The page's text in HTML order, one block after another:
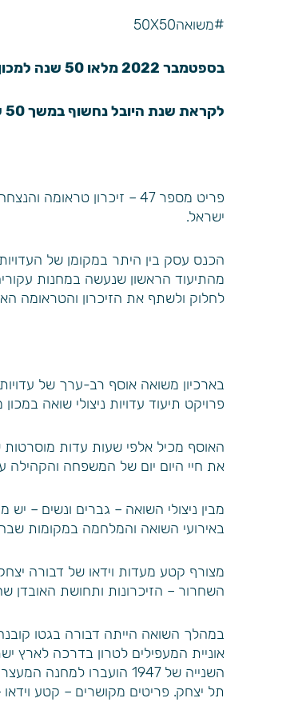
#משואה50X50
בספטמבר 2022 מלאו 50 שנה למכון משואה.
לקראת שנת היובל נחשוף במשך 50 שבועות, פריט נבחר מתוך אוספי ארכיון משואה.
ישראל.
הכנס עסק בין היתר במקומן של
מהתיעוד הראשון שנעשה במחנות
לחלוק ולשתף את הזיכרון והטראומה
בארכיון משואה אוסף רב-ערך של עדויות
פרויקט תיעוד עדויות ניצולי שואה
האוסף מכיל אלפי שעות עדות
את חיי היום יום של המשפחה והקהילה
מבין ניצולי השואה – גברים ונשים –
באירועי השואה והמלחמה במקומות
השחרור – הזיכרונות ותחושת האובדן
אוניית המעפילים לטרון בדרכה לארץ
השנייה של 1947
תל יצחק. פריטים מקושרים – קטע